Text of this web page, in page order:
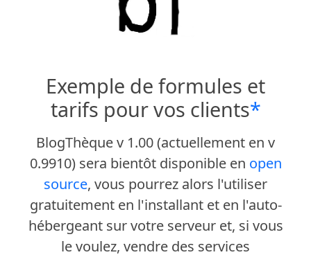
Exemple de formules et
tarifs pour vos clients*
BlogThèque v 1.00 (actuellement en v
0.9910) sera bientôt disponible en open
source, vous pourrez alors l'utiliser
gratuitement en l'installant et en l'auto-
hébergeant sur votre serveur et, si vous
le voulez, vendre des services